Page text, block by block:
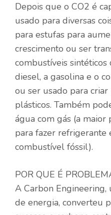
Depois que o CO2 é
usado para diversas
para estufas para
crescimento ou ser
combustíveis
diesel, a gasolina e o
ou ser usado para
plásticos. Também
água com gás (a maior
para fazer
combustível fóssil).
POR QUE É
A Carbon Engineering,
de energia, converteu